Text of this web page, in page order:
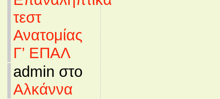
τεστ
Ανατομίας
Γ’ ΕΠΑΛ
admin στο
Αλκάννα